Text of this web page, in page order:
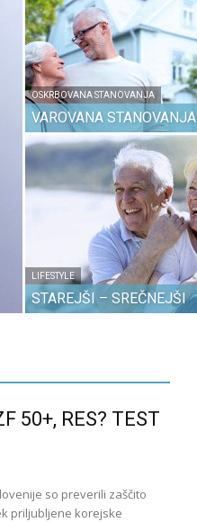
OSKRBOVANA STANOVANJA
VAROVANA STANOVANJA
LIFESTYLE
STAREJŠI – SREČNEJŠI
50+, RES? TEST
so preverili zaščito
priljubljene korejske